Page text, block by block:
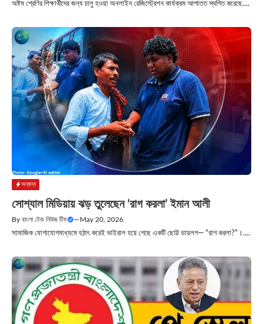
অষ্টম শ্রেণির শিক্ষার্থীদের জন্য চালু হওয়া অনলাইন রেজিস্ট্রেশন কার্যক্রম আপাতত স্থগিত করেছে....
অন্যান্য
সোশ্যাল মিডিয়ায় ঝড় তুলেছেন ‘রাগ করলা’ ইমান আলী
By বাংলা টেক নিউজ টিম —May 20, 2026
সামাজিক যোগাযোগমাধ্যমে হঠাৎ করেই ভাইরাল হয়ে গেছে একটি ছোট্ট ডায়লগ— “রাগ করলা?”।....